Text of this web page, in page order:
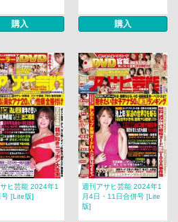
購入 購入
ヒ芸能 2024年1
号 [Lite版]
週刊アサヒ芸能 2024年1
月4日・11日合併号 [Lite
版]